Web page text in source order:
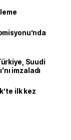
Suudi
imzaladı
ilk kez